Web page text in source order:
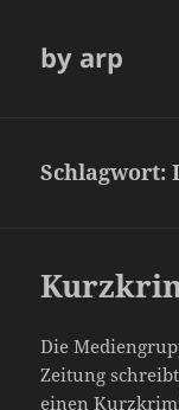
by arp
Schlagwort:
Die
Zeitung
einen